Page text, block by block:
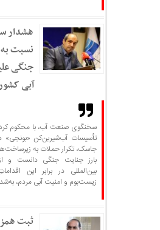
هشدار
نسبت به
جنگی
آبی
سخنگوی صنعت آب، با محکوم
تأسیسات آب‌شیرین‌کن «بونجی»
جاسک، تکرار حملات به
بارز جنایت جنگی دانست و
بین‌المللی در برابر این
زیست‌بوم و امنیت آبی مردم،